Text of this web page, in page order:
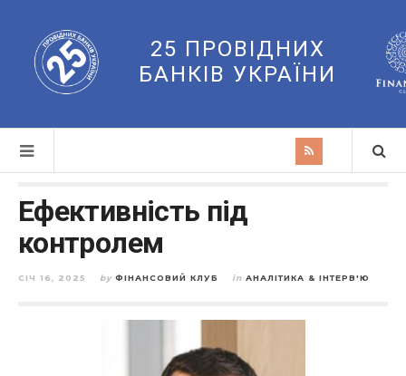
25 ПРОВІДНИХ
БАНКІВ УКРАЇНИ
Ефективність під
контролем
СІЧ 16, 2025 by ФІНАНСОВИЙ КЛУБ in АНАЛІТИКА & ІНТЕРВ'Ю